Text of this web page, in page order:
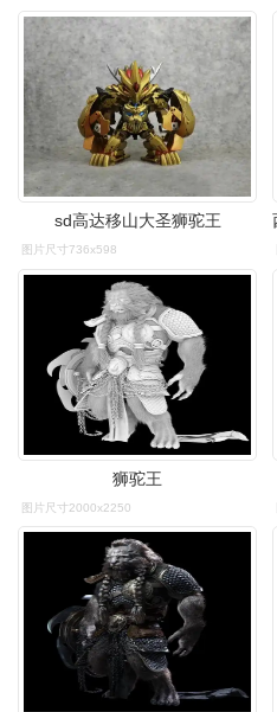
sd高达移山大圣狮驼王
图片尺寸736x598
狮驼王
图片尺寸2000x2250